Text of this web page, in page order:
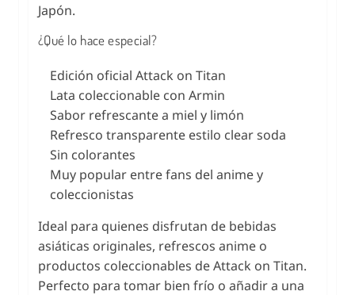
Japón.
¿Qué lo hace especial?
Edición oficial Attack on Titan
Lata coleccionable con Armin
Sabor refrescante a miel y limón
Refresco transparente estilo clear soda
Sin colorantes
Muy popular entre fans del anime y
coleccionistas
Ideal para quienes disfrutan de bebidas
asiáticas originales, refrescos anime o
productos coleccionables de Attack on Titan.
Perfecto para tomar bien frío o añadir a una